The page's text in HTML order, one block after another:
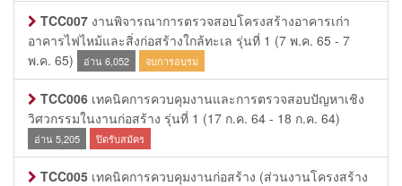
TCC007 งานพิจารณาการตรวจสอบโครงสร้างอาคารเก่า
อาคารไฟไหม้และสิ่งก่อสร้างใกล้ทะเล รุ่นที่ 1 (7 พ.ค. 65 - 7
พ.ค. 65)
อ่าน 6,052 จบการอบรม
TCC006 เทคนิคการควบคุมงานและการตรวจสอบปัญหาเชิง
วิศวกรรมในงานก่อสร้าง รุ่นที่ 1 (17 ก.ค. 64 - 18 ก.ค. 64)
อ่าน 5,205 ปิดรับสมัคร
TCC005 เทคนิคการควบคุมงานก่อสร้าง (ส่วนงานโครงสร้าง